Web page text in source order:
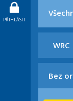
PŘIHLÁSIT
WRC
Bez